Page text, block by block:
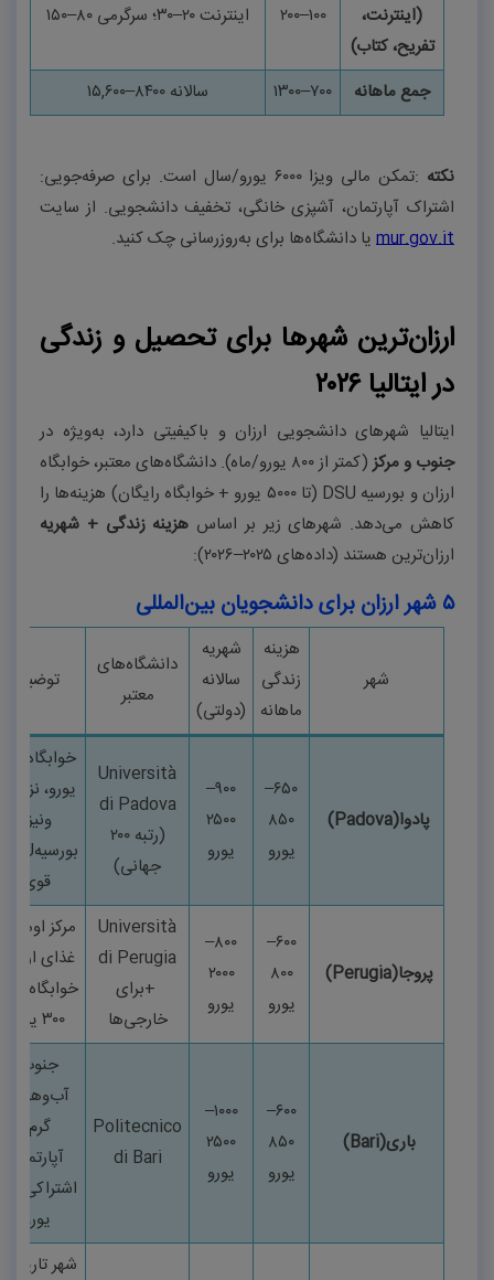
(اینترنت،
تفریح، کتاب)
۱۰۰–۲۰۰ اینترنت۲۰–۳۰ ؛ سرگرمی ۸۰–۱۵۰
جمع ماهانه ۷۰۰–۱۳۰۰ سالانه ۸۴۰۰–۱۵,۶۰۰
نکته :تمکن مالی ویزا۶۰۰۰ یورو/سال است. برای صرفه‌جویی:
اشتراک آپارتمان، آشپزی خانگی، تخفیف دانشجویی. از سایت
mur.gov.it یا دانشگاه‌ها برای به‌روزرسانی چک کنید.
ارزان‌ترین شهرها برای تحصیل و زندگی
در ایتالیا ۲۰۲۶
ایتالیا شهرهای دانشجویی ارزان و باکیفیتی دارد، به‌ویژه در
جنوب و مرکز (کمتر از۸۰۰ یورو/ماه). دانشگاه‌های معتبر، خوابگاه
ارزان و بورسیه DSU (تا۵۰۰۰ یورو + خوابگاه رایگان) هزینه‌ها را
کاهش می‌دهد. شهرهای زیر بر اساس هزینه زندگی + شهریه
ارزان‌ترین هستند (داده‌های ۲۰۲۵–۲۰۲۶ )
:
۵شهر ارزان برای دانشجویان بین‌المللی
شهر
هزینه
زندگی
ماهانه
شهریه
سالانه
(دولتی)
دانشگاه‌های
معتبر
توضیح
پادوا(Padova)
۶۵۰–
۸۵۰
یورو
۹۰۰–
۲۵۰۰
یورو
Università
di Padova
(رتبه۲۰۰
جهانی)
خوابگاه
یورو،
ونیز،
بورسیه
قوی
پروجا(Perugia)
۶۰۰–
۸۰۰
یورو
۸۰۰–
۲۰۰۰
یورو
Università
di Perugia
+برای
خارجی‌ها
مرکز
غذای ارزان،
خوابگاه
۳۰۰ یورو
باری(Bari)
۶۰۰–
۸۵۰
یورو
۱۰۰۰–
۲۵۰۰
یورو
Politecnico
di Bari
جنوب،
آب‌وهوای
گرم،
آپارتمان
اشتراکی
یورو
شهر